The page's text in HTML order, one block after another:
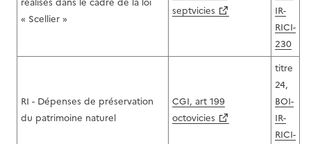
« Scellier »
septvicies
IR-
RICI-
230
RI - Dépenses de préservation
du patrimoine naturel
CGI, art 199
octovicies
titre
24,
BOI-
IR-
RICI-